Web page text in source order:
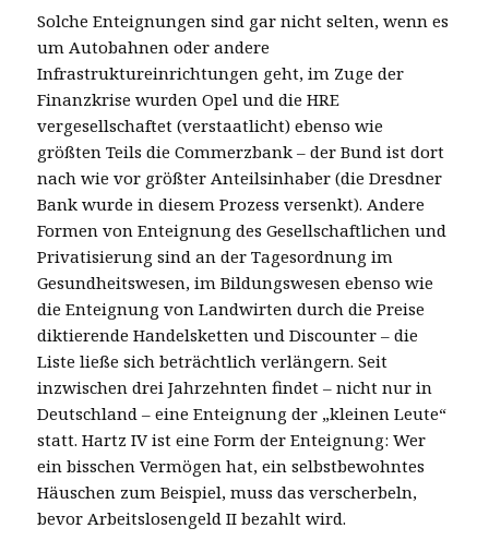
Solche Enteignungen sind gar nicht selten, wenn es
um Autobahnen oder andere
Infrastruktureinrichtungen geht, im Zuge der
Finanzkrise wurden Opel und die HRE
vergesellschaftet (verstaatlicht) ebenso wie
größten Teils die Commerzbank – der Bund ist dort
nach wie vor größter Anteilsinhaber (die Dresdner
Bank wurde in diesem Prozess versenkt). Andere
Formen von Enteignung des Gesellschaftlichen und
Privatisierung sind an der Tagesordnung im
Gesundheitswesen, im Bildungswesen ebenso wie
die Enteignung von Landwirten durch die Preise
diktierende Handelsketten und Discounter – die
Liste ließe sich beträchtlich verlängern. Seit
inzwischen drei Jahrzehnten findet – nicht nur in
Deutschland – eine Enteignung der „kleinen Leute“
statt. Hartz IV ist eine Form der Enteignung: Wer
ein bisschen Vermögen hat, ein selbstbewohntes
Häuschen zum Beispiel, muss das verscherbeln,
bevor Arbeitslosengeld II bezahlt wird.